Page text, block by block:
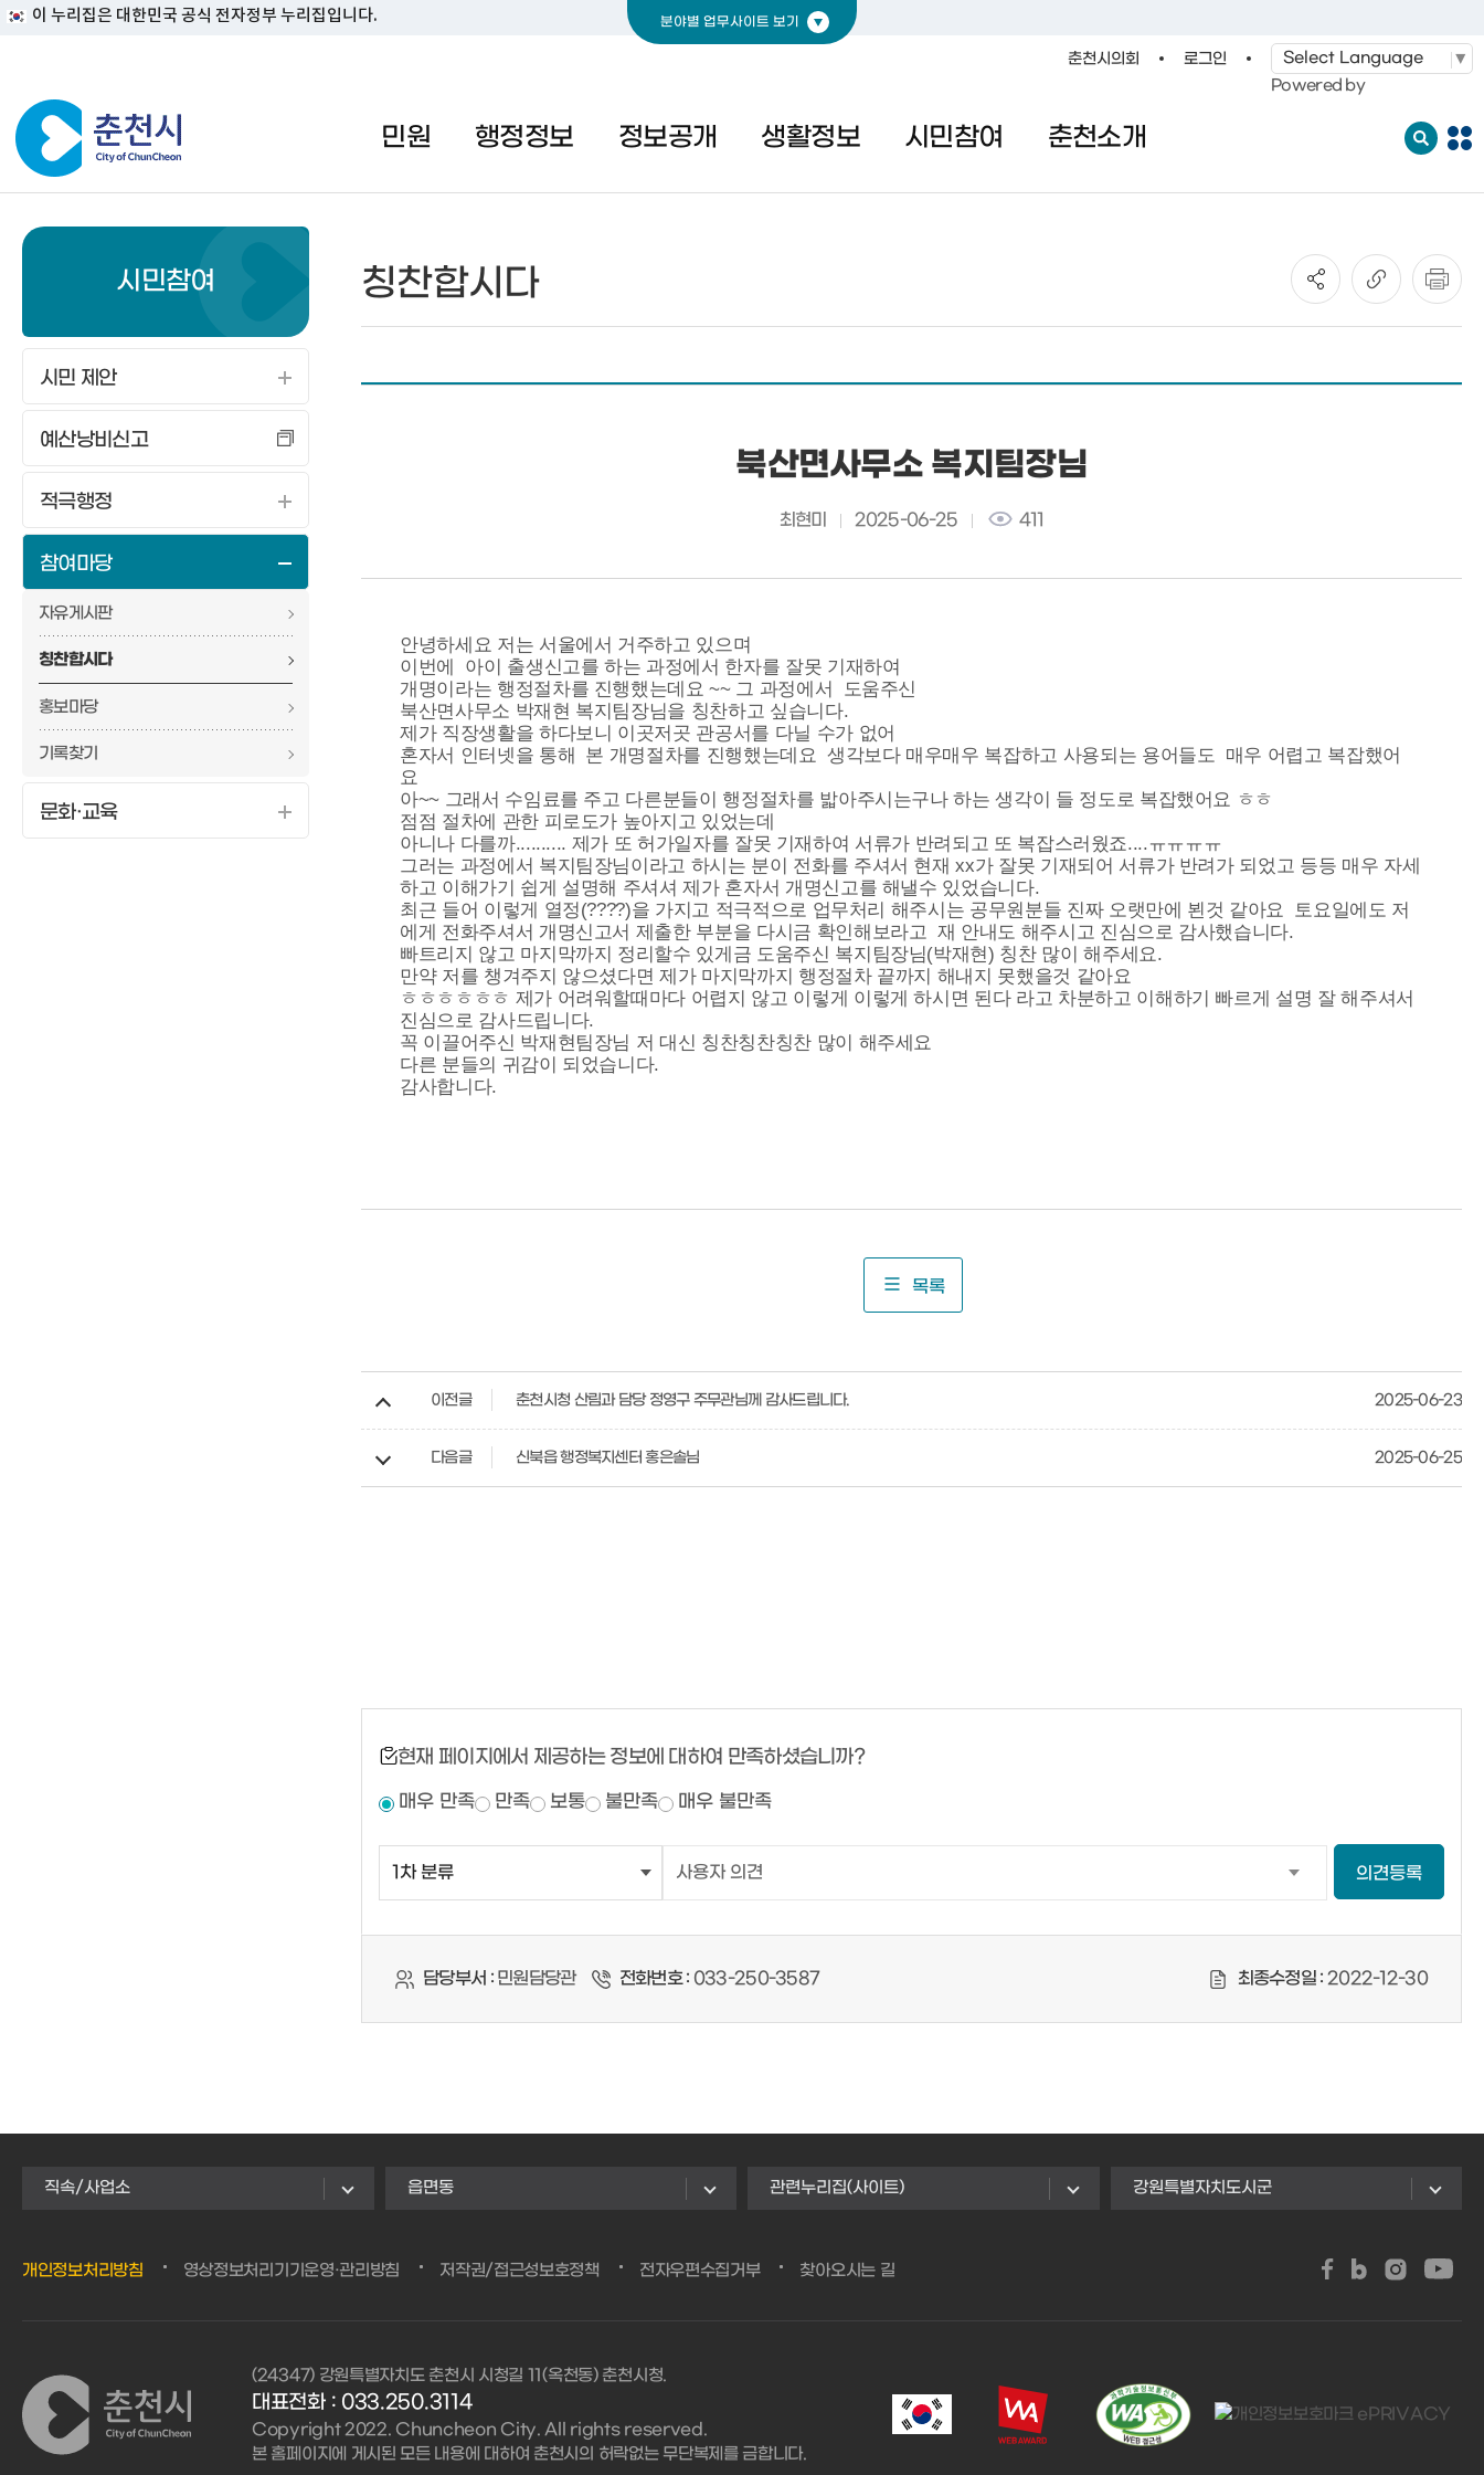
관광 춘천시청
분야별 업무사이트 보기
이 누리집은 대한민국 공식 전자정부 누리집입니다.
춘천시의회
로그인
Powered by
민원 행정정보 정보공개 생활정보 시민참여 춘천소개
전
시민참여
시민 제안
예산낭비신고
적극행정
참여마당
자유게시판
칭찬합시다
홍보마당
기록찾기
문화·교육
칭찬합시다
북산면사무소 복지팀장님
최현미 2025-06-25 411
안녕하세요 저는 서울에서 거주하고 있으며
이번에 아이 출생신고를 하는 과정에서 한자를 잘못 기재하여
개명이라는 행정절차를 진행했는데요 ~~ 그 과정에서 도움주신
북산면사무소 박재현 복지팀장님을 칭찬하고 싶습니다.
제가 직장생활을 하다보니 이곳저곳 관공서를 다닐 수가 없어
혼자서 인터넷을 통해 본 개명절차를 진행했는데요 생각보다 매우매우 복잡하고 사용되는 용어들도 매우 어렵고 복잡했어
요
아~~ 그래서 수임료를 주고 다른분들이 행정절차를 밟아주시는구나 하는 생각이 들 정도로 복잡했어요 ㅎㅎ
점점 절차에 관한 피로도가 높아지고 있었는데
아니나 다를까.......... 제가 또 허가일자를 잘못 기재하여 서류가 반려되고 또 복잡스러웠죠....ㅠㅠㅠㅠ
그러는 과정에서 복지팀장님이라고 하시는 분이 전화를 주셔서 현재 xx가 잘못 기재되어 서류가 반려가 되었고 등등 매우 자세
하고 이해가기 쉽게 설명해 주셔셔 제가 혼자서 개명신고를 해낼수 있었습니다.
최근 들어 이렇게 열정(????)을 가지고 적극적으로 업무처리 해주시는 공무원분들 진짜 오랫만에 뵌것 같아요 토요일에도 저
에게 전화주셔서 개명신고서 제출한 부분을 다시금 확인해보라고 재 안내도 해주시고 진심으로 감사했습니다.
빠트리지 않고 마지막까지 정리할수 있게금 도움주신 복지팀장님(박재현) 칭찬 많이 해주세요.
만약 저를 챙겨주지 않으셨다면 제가 마지막까지 행정절차 끝까지 해내지 못했을것 같아요
ㅎㅎㅎㅎㅎㅎ 제가 어려워할때마다 어렵지 않고 이렇게 이렇게 하시면 된다 라고 차분하고 이해하기 빠르게 설명 잘 해주셔서
진심으로 감사드립니다.
꼭 이끌어주신 박재현팀장님 저 대신 칭찬칭찬칭찬 많이 해주세요
다른 분들의 귀감이 되었습니다.
감사합니다.
목록
이전글 춘천시청 산림과 담당 정영구 주무관님께 감사드립니다. 2025-06-23
다음글 신북읍 행정복지센터 홍은솔님 2025-06-25
현재 페이지에서 제공하는 정보에 대하여 만족하셨습니까?
매우 만족 만족 보통 불만족 매우 불만족
의견등록
담당부서 :민원담당관 전화번호 : 033-250-3587 최종수정일 : 2022-12-30
직속/사업소 읍면동 관련누리집(사이트) 강원특별자치도시군
개인정보처리방침 영상정보처리기기운영·관리방침 저작권/접근성보호정책 전자우편수집거부 찾아오시는 길
(24347) 강원특별자치도 춘천시 시청길 11(옥천동) 춘천시청.
대표전화 : 033.250.3114
Copyright 2022. Chuncheon City. All rights reserved.
본 홈페이지에 게시된 모든 내용에 대하여 춘천시의 허락없는 무단복제를 금합니다.